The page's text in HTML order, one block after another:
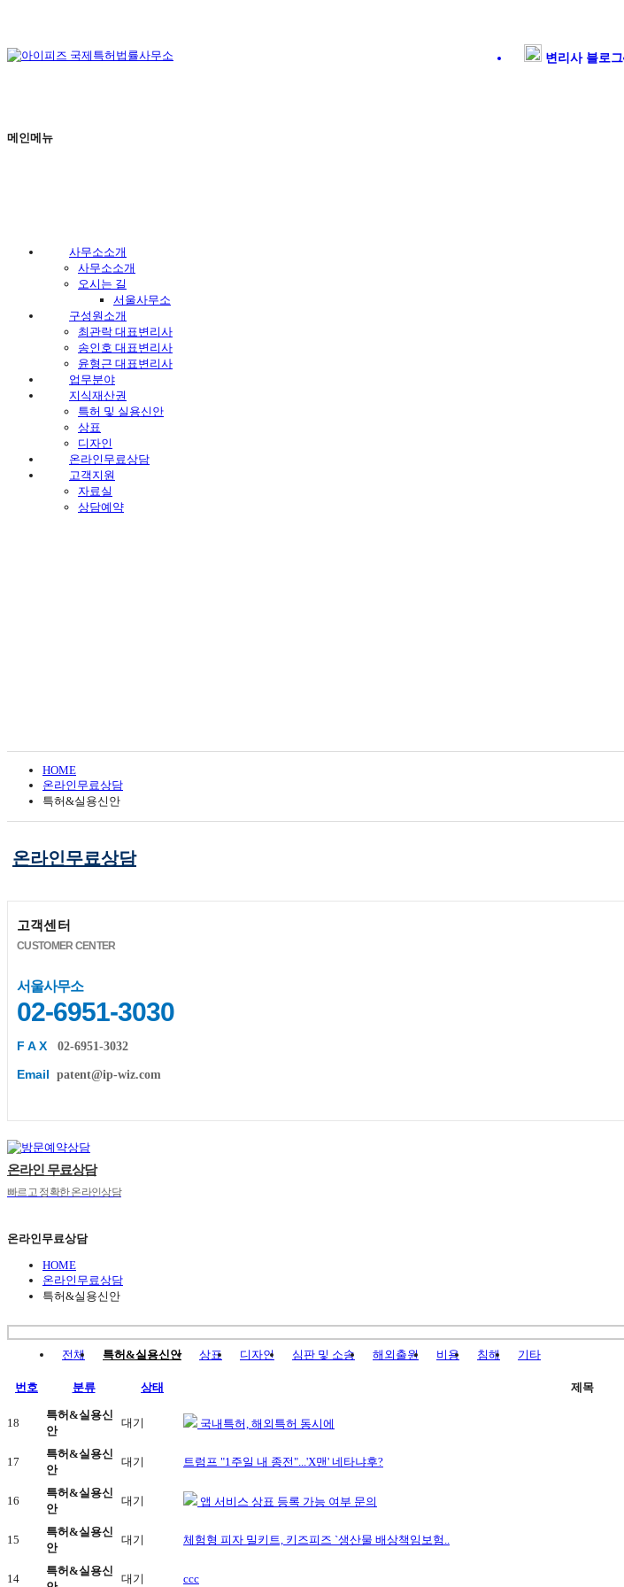
변리사 블로그
메인메뉴
사무소소개
사무소소개
오시는 길
서울사무소
구성원소개
최관락 대표변리사
송인호 대표변리사
윤형근 대표변리사
업무분야
지식재산권
특허 및 실용신안
상표
디자인
온라인무료상담
고객지원
자료실
상담예약
HOME
온라인무료상담
특허&실용신안
온라인무료상담
고객센터
CUSTOMER CENTER
서울사무소
02-6951-3030
F A X 02-6951-3032
Email patent@ip-wiz.com
온라인 무료상담
빠르고 정확한 온라인상담
온라인무료상담
HOME
온라인무료상담
특허&실용신안
전체 특허&실용신안 상표 디자인 심판 및 소송 해외출원 비용 침해 기타
번호 분류 상태 제목
18
특허&실용신
안
대기 국내특허, 해외특허 동시에
17
특허&실용신
안
대기 트럼프 "1주일 내 종전"...'X맨' 네타냐후?
16
특허&실용신
안
대기 앱 서비스 상표 등록 가능 여부 문의
15
특허&실용신
안
대기 체험형 피자 밀키트, 키즈피즈 `생산물 배상책임보험..
14
특허&실용신
대기 ccc